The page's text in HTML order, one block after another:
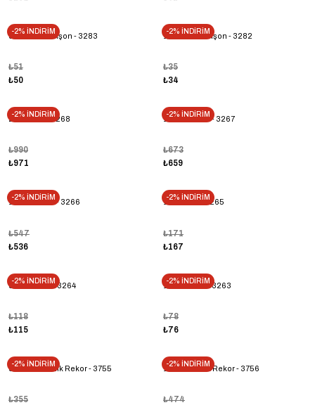
-2% İNDİRİM
3/4'' Sarı Manşon - 3283
₺50
₺51
-2% İNDİRİM
1/2'' Sarı Manşon - 3282
₺34
₺35
-2% İNDİRİM
2'' Sarı Te - 3268
₺971
₺990
-2% İNDİRİM
11/2'' Sarı Te - 3267
₺659
₺673
-2% İNDİRİM
11/4'' Sarı Te - 3266
₺536
₺547
-2% İNDİRİM
1'' Sarı Te - 3265
₺167
₺171
-2% İNDİRİM
3/4'' Sarı Te - 3264
₺115
₺118
-2% İNDİRİM
1/2'' Sarı Te - 3263
₺76
₺78
-2% İNDİRİM
3/4'' Sarı Konik Rekor - 3755
₺355
-2% İNDİRİM
1'' Sarı Konik Rekor - 3756
₺474